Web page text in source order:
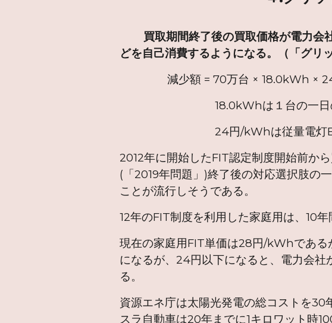
買取期間終了後の買取価格が電力会
どを自己消費するようになる。（「グリ
減少額 = 70万台 × 18.0kWh × 24
18.0kWhは１台の一日の発電
24円/kWhは従量電灯Bの
2012年に開始したFIT認定制度開始前か
(「2019年問題」)終了後の対応選択肢の
ことが流行しそうである。
12年のFIT制度を利用した家庭用は、10
現在の家庭用FIT単価は28円/kWhであ
になるが、24円以下になると、電力会
る。
資源エネ庁は太陽光発電の総コストを
スラ自動車は20年までに1キロワット時